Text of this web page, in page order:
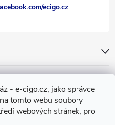
- e-cigo.cz, jako správce
tomto webu soubory
webových stránek, pro
ecigo.cz